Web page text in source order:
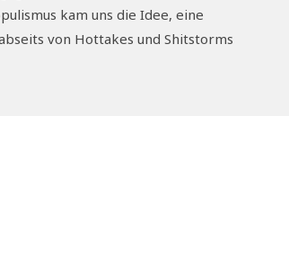
kam uns die Idee, eine
von Hottakes und Shitstorms